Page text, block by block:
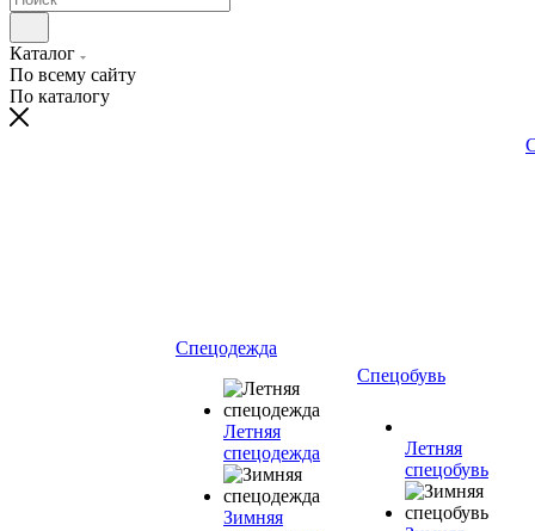
Каталог
По всему сайту
По каталогу
Спецодежда
Летняя
спецодежда
Зимняя
Спецобувь
Летняя
спецобувь